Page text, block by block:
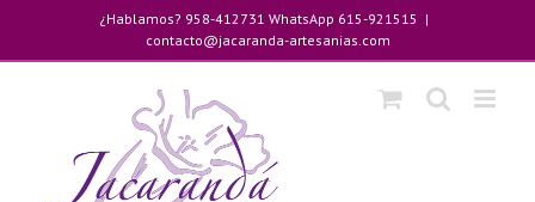
contenido
¿Hablamos? 958-412731 WhatsApp 615-921515 |
contacto@jacaranda-artesanias.com